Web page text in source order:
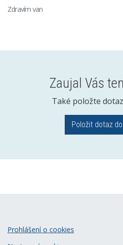
Zdravím van
Zaujal Vás
Také položte
Položit dotaz
Prohlášení o cookies